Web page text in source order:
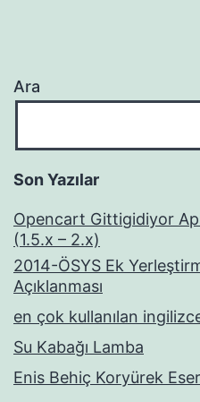
Ara
Son Yazılar
Opencart Gittigidiyor
(1.5.x – 2.x)
2014-ÖSYS Ek
Açıklanması
en çok kullanılan
Su Kabağı Lamba
Enis Behiç Koryürek